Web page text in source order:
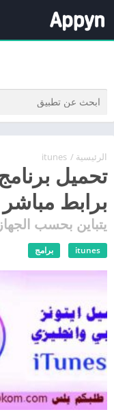
الرئيسية /
itunes
برابط مباشر
يتباين بحسب الجهاز
itunes برامج